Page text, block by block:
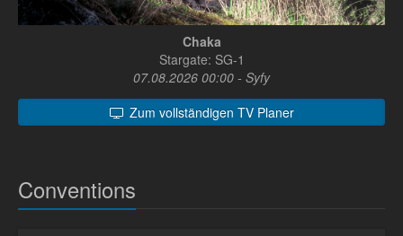
Chaka
Stargate: SG-1
07.08.2026 00:00 - Syfy
Zum vollständigen TV Planer
Conventions